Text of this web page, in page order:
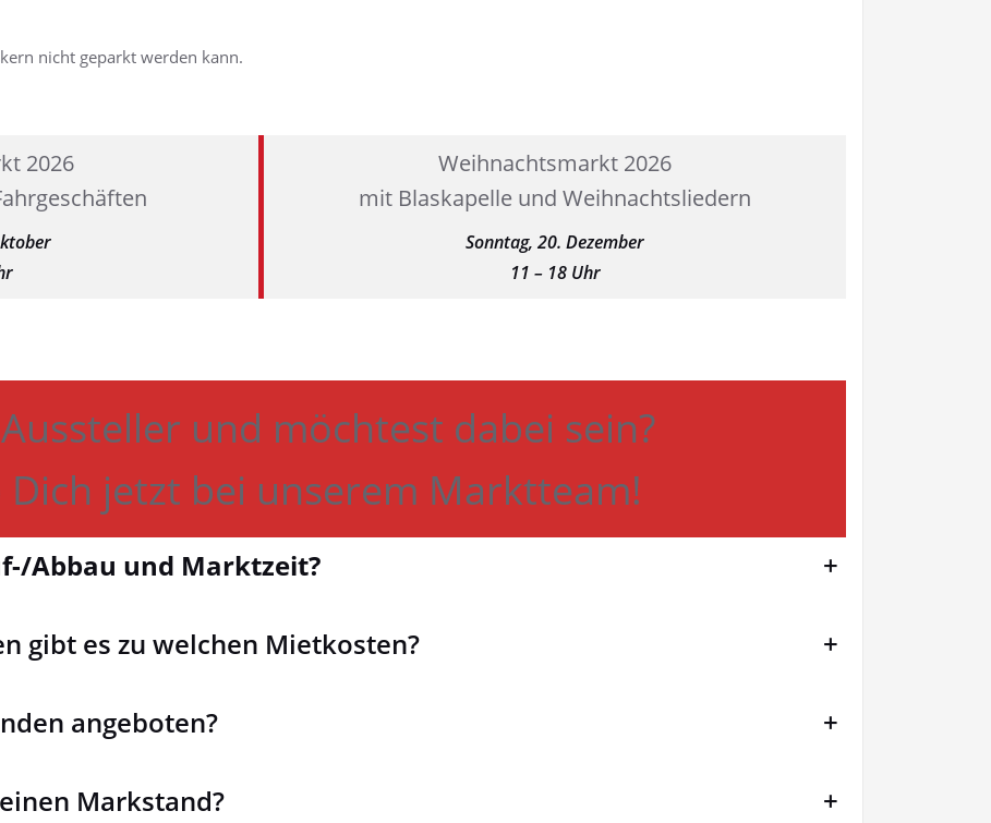
nicht geparkt werden kann.
2026
Weihnachtsmarkt 2026
mit Blaskapelle und Weihnachtsliedern
Sonntag, 20. Dezember
11 – 18 Uhr
und möchtest dabei sein?
Dich jetzt bei unserem Marktteam!
Abbau und Marktzeit? +
gibt es zu welchen Mietkosten? +
angeboten? +
Markstand? +